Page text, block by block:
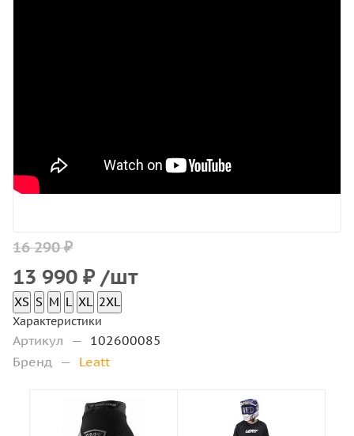
16 290 ₽
13 990 ₽ /шт
XS S M L XL 2XL
Характеристики
Артикул — 102600085
Бренд — Leatt